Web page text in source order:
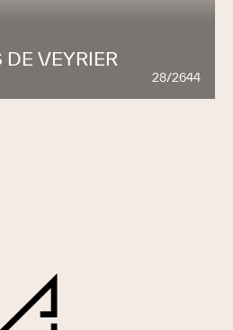
VEYRIER
28/2644